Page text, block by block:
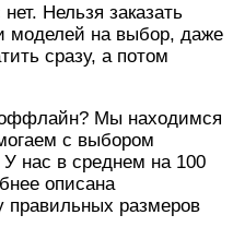
Нельзя заказать
моделей на выбор, даже
сразу, а потом
Мы находимся
с выбором
нас в среднем на 100
описана
размеров